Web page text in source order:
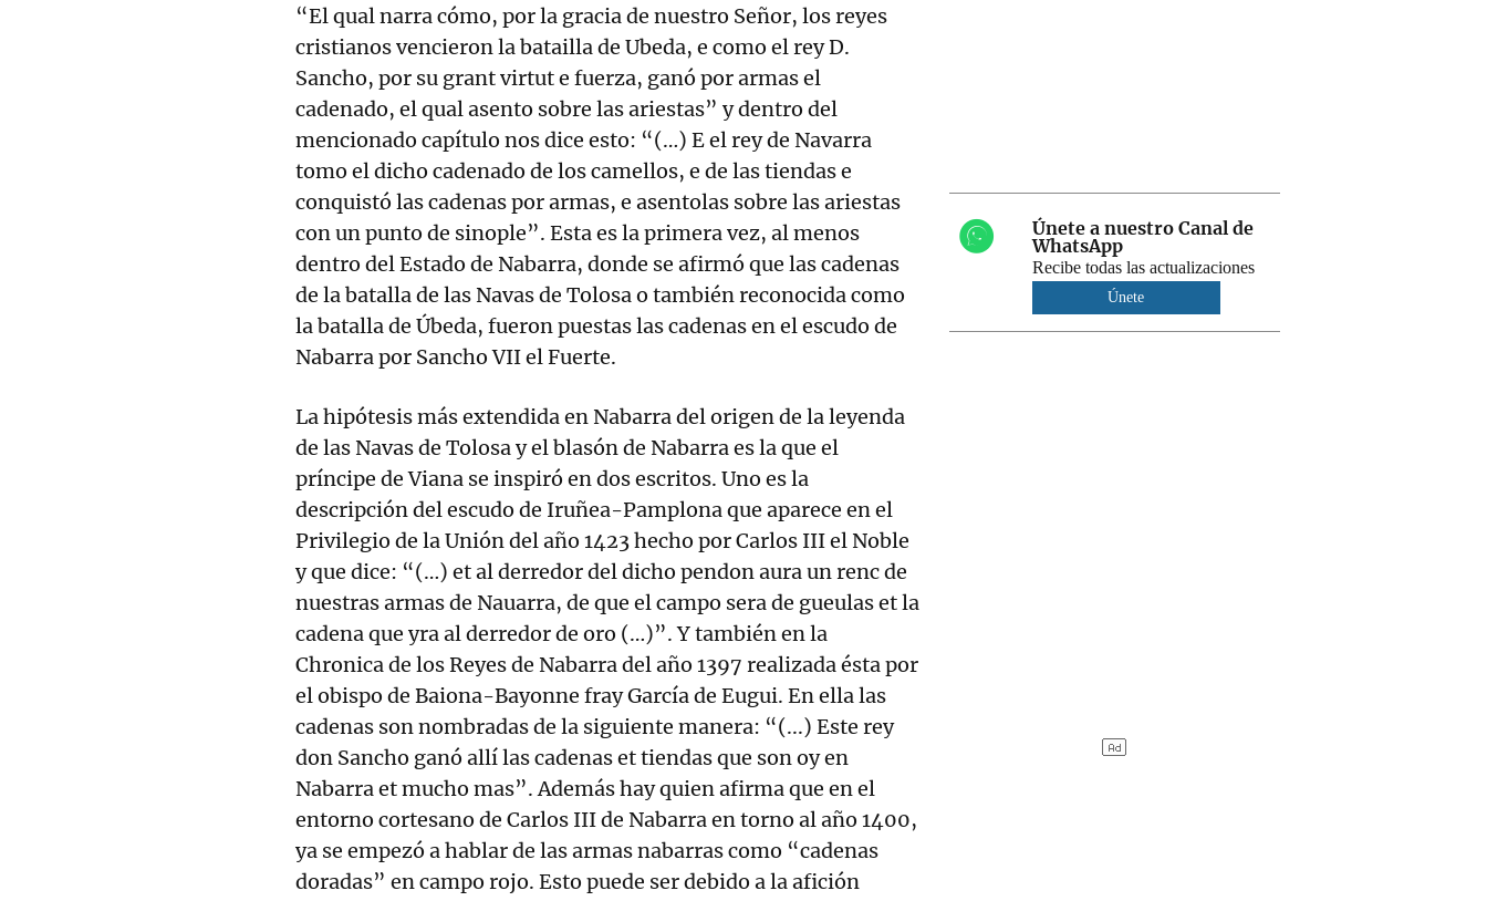
“El qual narra cómo, por la gracia de nuestro Señor, los reyes
cristianos vencieron la batailla de Ubeda, e como el rey D.
Sancho, por su grant virtut e fuerza, ganó por armas el
cadenado, el qual asento sobre las ariestas” y dentro del
mencionado capítulo nos dice esto: “(…) E el rey de Navarra
tomo el dicho cadenado de los camellos, e de las tiendas e
conquistó las cadenas por armas, e asentolas sobre las ariestas
con un punto de sinople”. Esta es la primera vez, al menos
dentro del Estado de Nabarra, donde se afirmó que las cadenas
de la batalla de las Navas de Tolosa o también reconocida como
la batalla de Úbeda, fueron puestas las cadenas en el escudo de
Nabarra por Sancho VII el Fuerte.
La hipótesis más extendida en Nabarra del origen de la leyenda
de las Navas de Tolosa y el blasón de Nabarra es la que el
príncipe de Viana se inspiró en dos escritos. Uno es la
descripción del escudo de Iruñea-Pamplona que aparece en el
Privilegio de la Unión del año 1423 hecho por Carlos III el Noble
y que dice: “(…) et al derredor del dicho pendon aura un renc de
nuestras armas de Nauarra, de que el campo sera de gueulas et la
cadena que yra al derredor de oro (…)”. Y también en la
Chronica de los Reyes de Nabarra del año 1397 realizada ésta por
el obispo de Baiona-Bayonne fray García de Eugui. En ella las
cadenas son nombradas de la siguiente manera: “(...) Este rey
don Sancho ganó allí las cadenas et tiendas que son oy en
Nabarra et mucho mas”. Además hay quien afirma que en el
entorno cortesano de Carlos III de Nabarra en torno al año 1400,
ya se empezó a hablar de las armas nabarras como “cadenas
doradas” en campo rojo. Esto puede ser debido a la afición
Únete a nuestro Canal de
WhatsApp
Recibe todas las actualizaciones
Únete